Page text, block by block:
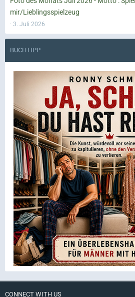
mir/Lieblingsspielzeug
3. Juli 2026
BUCHTIPP
CONNECT WITH US